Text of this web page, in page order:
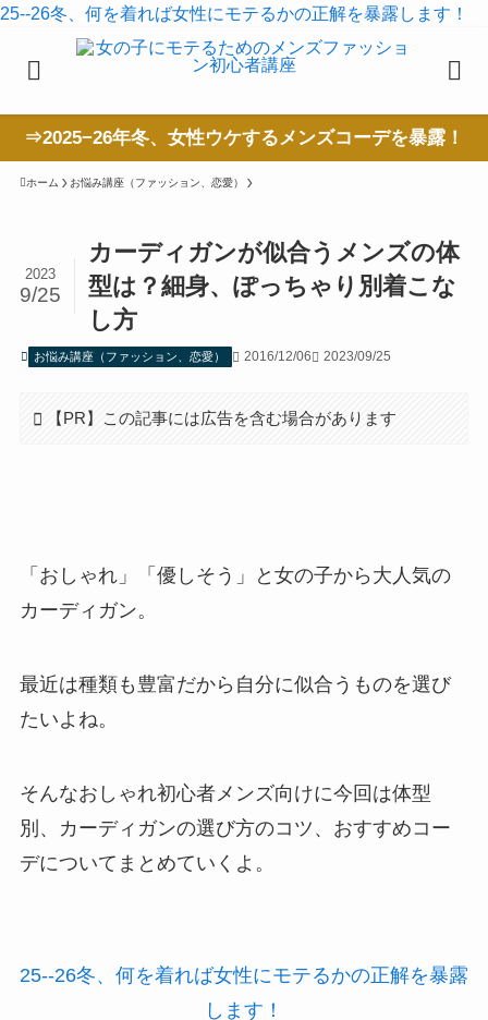
25--26冬、何を着れば女性にモテるかの正解を暴露します！
⇒2025−26年冬、女性ウケするメンズコーデを暴露！
ホーム お悩み講座（ファッション、恋愛）
カーディガンが似合うメンズの体
型は？細身、ぽっちゃり別着こな
し方
2023
9/25
お悩み講座（ファッション、恋愛） 2016/12/06 2023/09/25
【PR】この記事には広告を含む場合があります
「おしゃれ」「優しそう」と女の子から大人気の
カーディガン。
最近は種類も豊富だから自分に似合うものを選び
たいよね。
そんなおしゃれ初心者メンズ向けに今回は体型
別、カーディガンの選び方のコツ、おすすめコー
デについてまとめていくよ。
25--26冬、何を着れば女性にモテるかの正解を暴露
します！